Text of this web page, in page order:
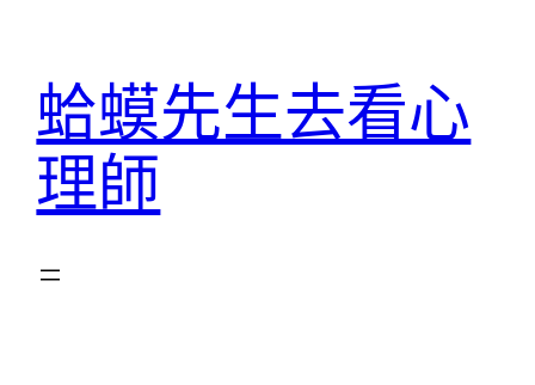
蛤蟆先生去看心
理師